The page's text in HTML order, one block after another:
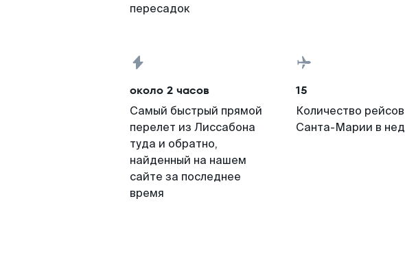
пересадок
около 2 часов
Самый быстрый прямой
перелет из Лиссабона
туда и обратно,
найденный на нашем
сайте за последнее
время
15
Количество
Санта-Марии в